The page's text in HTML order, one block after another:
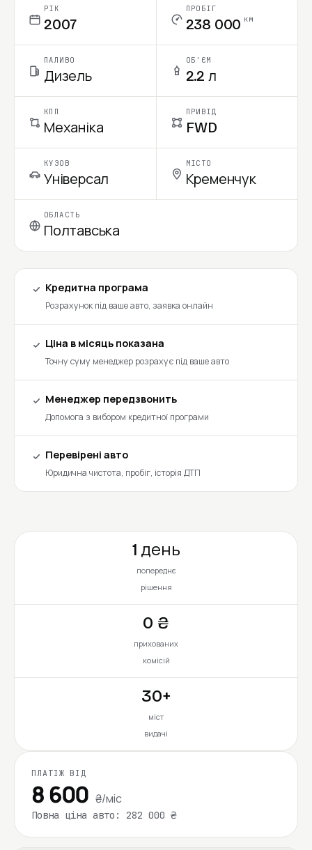
РІК
2007
ПРОБІГ
238 000 км
ПАЛИВО
Дизель
ОБ'ЄМ
2.2 л
КПП
Механіка
ПРИВІД
FWD
КУЗОВ
Універсал
МІСТО
Кременчук
ОБЛАСТЬ
Полтавська
Кредитна програма
Розрахунок під ваше авто, заявка онлайн
Ціна в місяць показана
Точну суму менеджер розрахує під ваше авто
Менеджер передзвонить
Допомога з вибором кредитної програми
Перевірені авто
Юридична чистота, пробіг, історія ДТП
1 день
попереднє
рішення
0 ₴
прихованих
комісій
30+
міст
видачі
ПЛАТІЖ ВІД
8 600 ₴/міс
Повна ціна авто: 282 000 ₴